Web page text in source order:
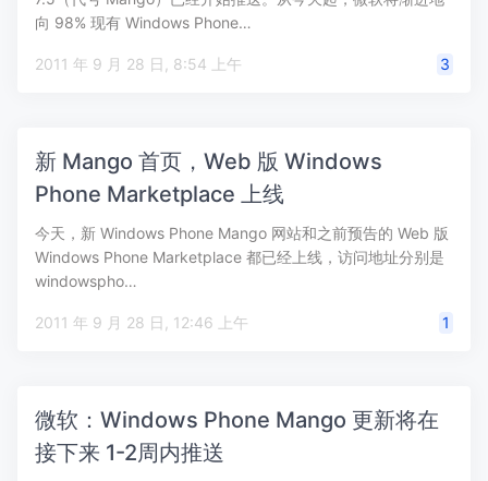
向 98% 现有 Windows Phone…
2011 年 9 月 28 日, 8:54 上午 3
新 Mango 首页，Web 版 Windows
Phone Marketplace 上线
今天，新 Windows Phone Mango 网站和之前预告的 Web 版
Windows Phone Marketplace 都已经上线，访问地址分别是
windowspho…
2011 年 9 月 28 日, 12:46 上午 1
微软：Windows Phone Mango 更新将在
接下来 1-2周内推送